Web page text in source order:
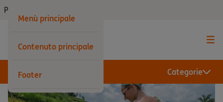
Menù principale
Contenuto principale
Footer
Privati
Categorie